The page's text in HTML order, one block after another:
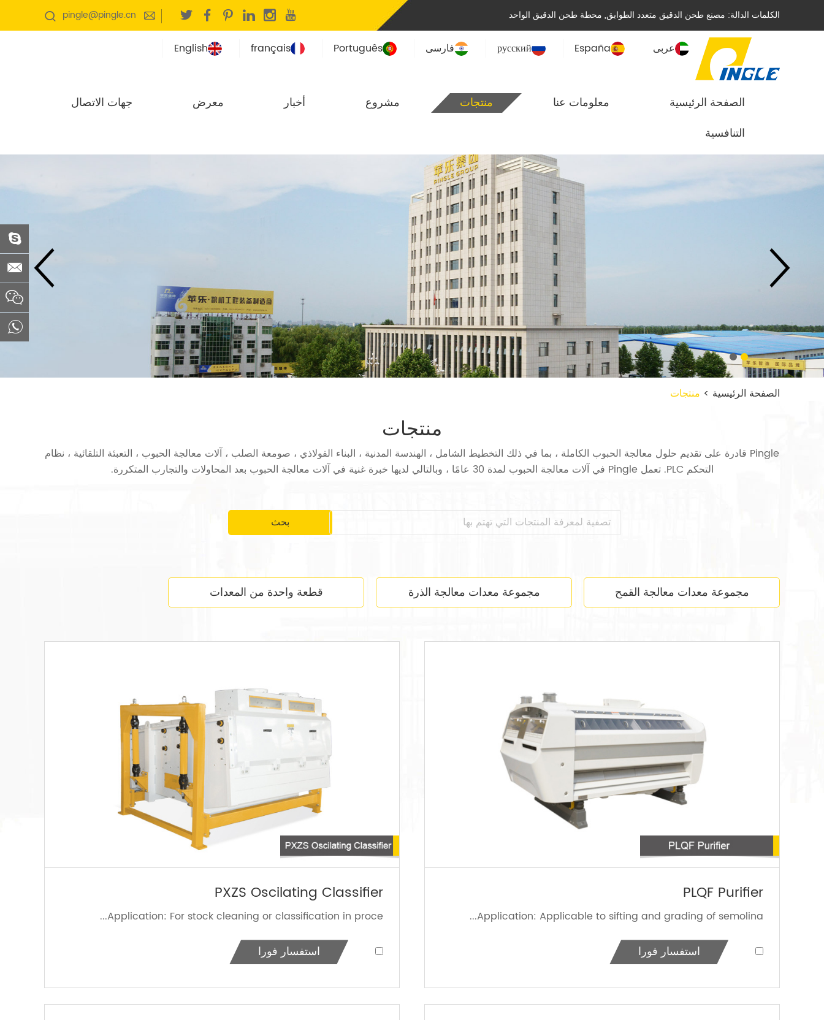
pingle@pingle.cn الكلمات الدالة: مصنع طحن الدقيق متعدد الطوابق, محطة طحن الدقيق الواحد
عربى España
русский فارسی Português
français
English
الصفحة الرئيسية معلومات عنا منتجات مشروع أخبار معرض
جهات الاتصال
التنافسية
الصفحة الرئيسية > منتجات
منتجات
Pingle قادرة على تقديم حلول معالجة الحبوب الكاملة ، بما في ذلك التخطيط الشامل ، الهندسة المدنية ، البناء الفولاذي ، صومعة الصلب ، آلات معالجة الحبوب ، التعبئة التلقائية ، نظام
التحكم PLC. تعمل Pingle في آلات معالجة الحبوب لمدة 30 عامًا ، وبالتالي لديها خبرة غنية في آلات معالجة الحبوب بعد المحاولات والتجارب المتكررة.
مجموعة معدات معالجة القمح مجموعة معدات معالجة الذرة قطعة واحدة من المعدات
PLQF Purifier
Application: Applicable to sifting and grading of semolina...
استفسار فورا
PXZS Oscilating Classifier
Application: For stock cleaning or classification in proce...
استفسار فورا